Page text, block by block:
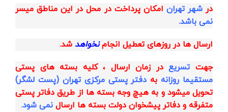
درشهر تهران امکان پرداخت در محل در این مناطق میسر
نمی باشد.
ارسال ها در روزهای تعطیل انجامنخواهد شد.
جهت تسریعدر زمان ارسال ، کلیه بسته های پستی
مستقیما روزانه به دفتر پستی مرکزی تهران (پست لشگر)
تحویل میشود و به هیچ وجه بسته ها از طریق دفاتر پستی
متفرقه و دفاتر پیشخوان دولت بسته ها ارسال نمی شود.